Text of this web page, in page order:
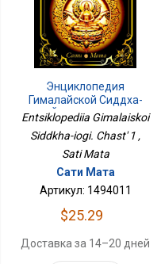
Энциклопедия
Гималайской Сиддха-
Йоги. Часть 1
Entsiklopediia Gimalaiskoi
Siddkha-iogi. Chast' 1 ,
Sati Mata
Сати Мата
Артикул: 1494011
$25.29
Доставка за 14–20 дней